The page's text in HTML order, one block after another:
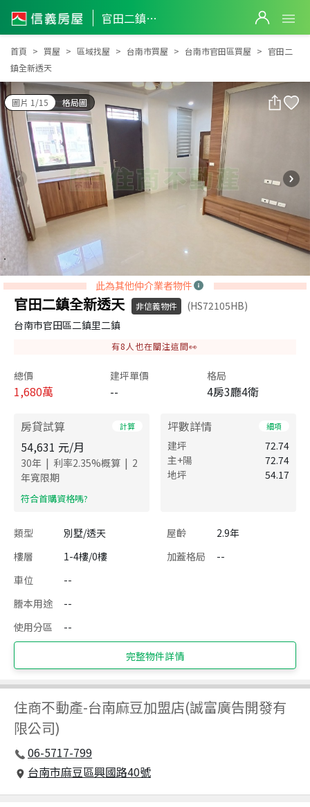
官田二鎮全新透天
官田二鎮全新透天
首頁 買屋 區域找屋 台南市買屋 台南市官田區買屋
官田二
鎮全新透天
圖片 1/15 格局圖
此為其他仲介業者物件
官田二鎮全新透天 非信義物件
(HS72105HB)
台南市官田區二鎮里二鎮
有8 人也在關注這間👀
總價
1,680萬
建坪單價
--
格局
4房3廳4衛
房貸試算 計算
54,631 元/月
30年 | 利率2.35%概算 | 2
年寬限期
​符合首購資格嗎?
坪數詳情 細項
建坪
72.74
主+陽
72.74
地坪
54.17
類型 別墅/透天 屋齡
2.9年
樓層
1-4樓/0樓 加蓋格局
--
車位
--
謄本用途
--
使用分區
--
完整物件詳情
住商不動產-台南麻豆加盟店(誠富廣告開發有
限公司)
06-5717-799
台南市麻豆區興國路40號